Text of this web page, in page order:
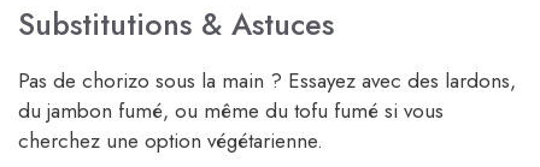
Substitutions & Astuces
Pas de chorizo sous la main ? Essayez avec des lardons,
du jambon fumé, ou même du tofu fumé si vous
cherchez une option végétarienne.